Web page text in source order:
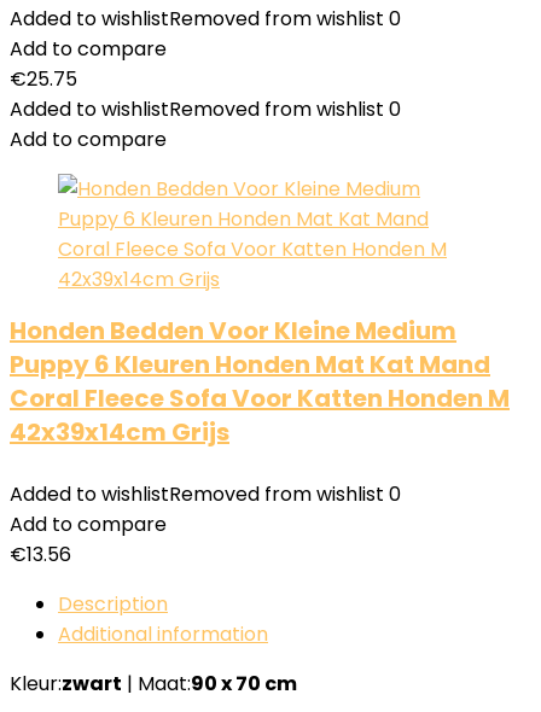
Added to wishlistRemoved from wishlist 0
Add to compare
€25.75
Added to wishlistRemoved from wishlist 0
Add to compare
Honden Bedden Voor Kleine Medium
Puppy 6 Kleuren Honden Mat Kat Mand
Coral Fleece Sofa Voor Katten Honden M
42x39x14cm Grijs
Added to wishlistRemoved from wishlist 0
Add to compare
€13.56
Description
Additional information
Kleur:zwart | Maat:90 x 70 cm